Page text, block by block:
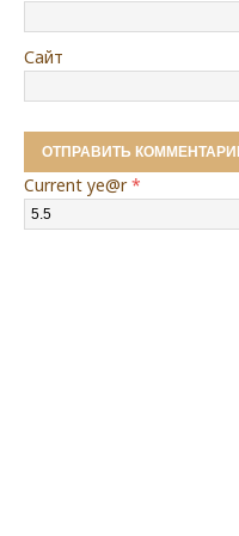
Сайт
Current ye@r*